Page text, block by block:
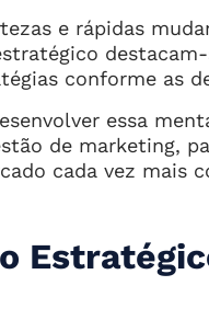
e rápidas
conforme as
essa
de marketing,
cada vez mais